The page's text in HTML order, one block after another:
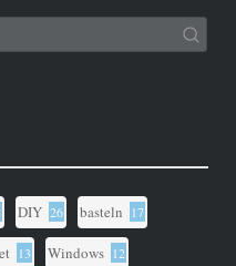
DIY 26 basteln 17
13 Windows 12